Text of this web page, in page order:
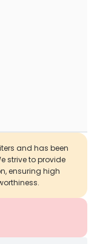
and has been
strive to provide
ensuring high